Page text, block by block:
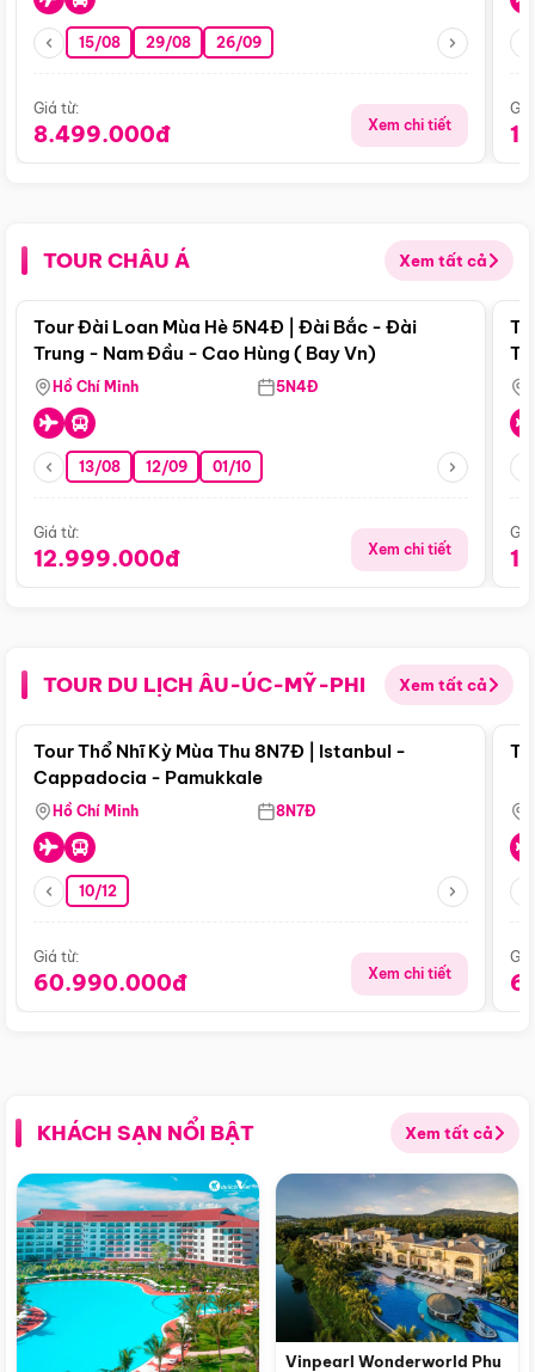
15/08 29/08 26/09
Giá từ:
8.499.000đ Xem chi tiết
TOUR CHÂU Á Xem tất cả
Điểm nổi bật
Tour Đài Loan Mùa Hè 5N4Đ | Đài Bắc - Đài
Trung - Nam Đầu - Cao Hùng ( Bay Vn)
Hồ Chí Minh 5N4Đ
13/08 12/09 01/10
Giá từ:
12.999.000đ Xem chi tiết
TOUR DU LỊCH ÂU-ÚC-MỸ-PHI Xem tất cả
Điểm nổi bật
Tour Thổ Nhĩ Kỳ Mùa Thu 8N7Đ | Istanbul -
Cappadocia - Pamukkale
Hồ Chí Minh 8N7Đ
10/12
Giá từ:
60.990.000đ Xem chi tiết
KHÁCH SẠN NỔI BẬT Xem tất cả
Vinpearl Wonderworld Phu